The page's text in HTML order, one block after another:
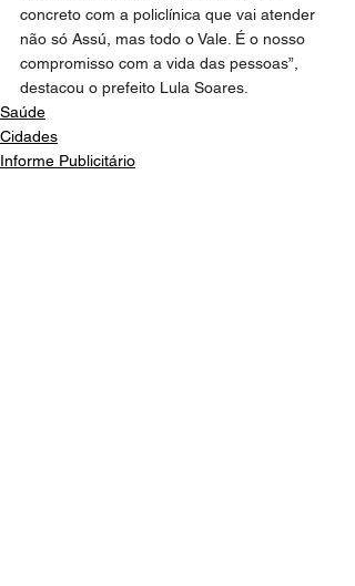
concreto com a policlínica que vai atender
não só Assú, mas todo o Vale. É o nosso
compromisso com a vida das pessoas”,
destacou o prefeito Lula Soares.
Saúde
Cidades
Informe Publicitário